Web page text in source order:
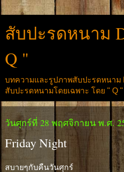
สับปะรดหนาม
Q "
บทความและรูปภาพสับปะรดหนาม
สับปะรดหนามโดยเฉพาะ โดย " Q
วันศุกร์ที่ 28 พฤศจิกายน พ.ศ.
Friday Night
สบายๆกับคืนวันศุกร์